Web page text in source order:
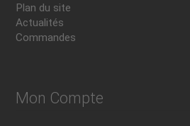
Plan du site
Actualités
Commandes
Mon Compte